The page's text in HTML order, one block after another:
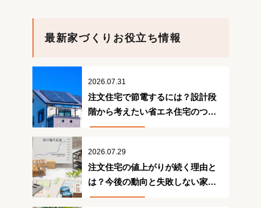
最新家づくりお役立ち情報
2026.07.31
注文住宅で節電するには？設計段
階から考えたい省エネ住宅のつく
り方
2026.07.29
注文住宅の値上がりが続く理由と
は？今後の動向と失敗しない家づ
くり